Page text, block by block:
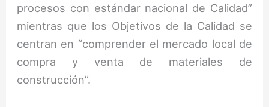
procesos con estándar nacional de Calidad”
mientras que los Objetivos de la Calidad se
centran en “comprender el mercado local de
compra y venta de materiales de
construcción”.